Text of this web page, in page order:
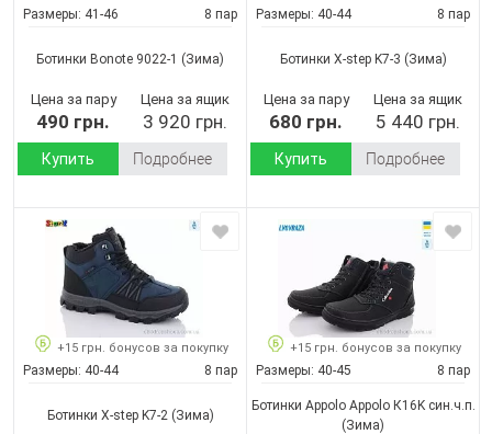
Размеры: 41-46 8 пар
Ботинки Bonote 9022-1 (Зима)
Цена за пару
490 грн.
Цена за ящик
3 920 грн.
Купить Подробнее
Размеры: 40-44 8 пар
Ботинки X-step K7-3 (Зима)
Цена за пару
680 грн.
Цена за ящик
5 440 грн.
Купить Подробнее
+15 грн. бонусов за покупку
Размеры: 40-44 8 пар
Ботинки X-step K7-2(Зима)
+15 грн. бонусов за покупку
Размеры: 40-45 8 пар
Ботинки Appolo Appolo К16K син.ч.п.
(Зима)